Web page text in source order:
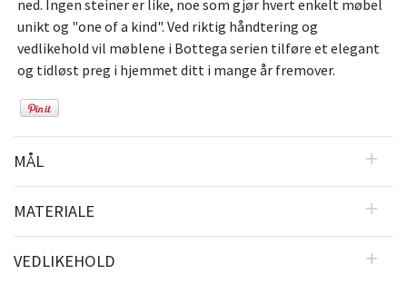
ned. Ingen steiner er like, noe som gjør hvert enkelt møbel
unikt og "one of a kind". Ved riktig håndtering og
vedlikehold vil møblene i Bottega serien tilføre et elegant
og tidløst preg i hjemmet ditt i mange år fremover.
MÅL
MATERIALE
VEDLIKEHOLD